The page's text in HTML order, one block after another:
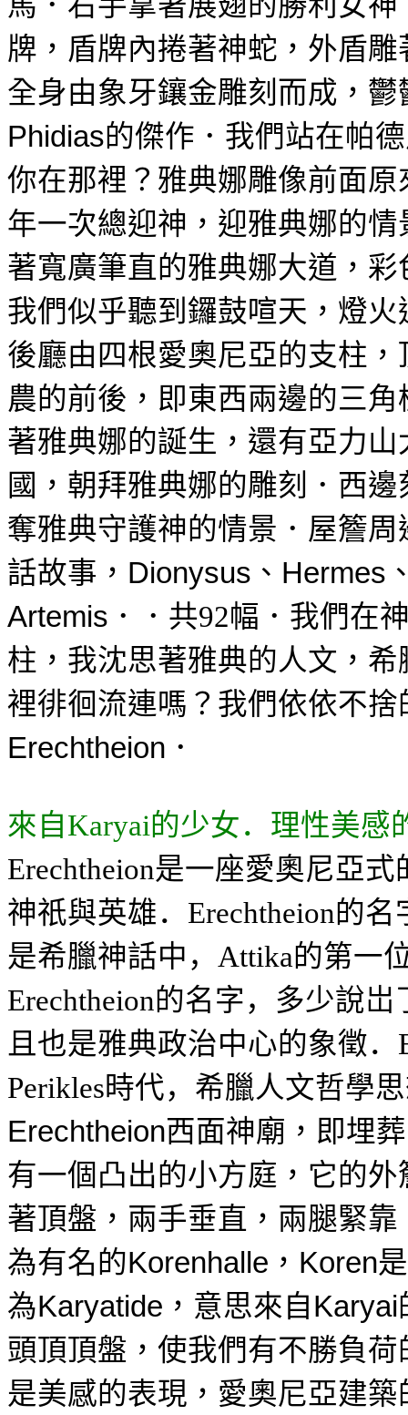
牌，盾牌內捲著神蛇，外盾
全身由象牙鑲金雕刻而成，
Phidias的傑作 ．我們站在帕
你在那裡？雅典娜雕像前面
年一次總迎神，迎雅典娜的
著寬廣筆直的雅典娜大道，
我們似乎聽到鑼鼓喧天，燈
後廳由四根愛奧尼亞的支柱
農的前後，即東西兩邊的三
著雅典娜的誕生， 還有亞力
國，朝拜雅典娜的雕刻．西
奪雅典守護神的情景． 屋簷周
話故事， Dionysus 、 Hermes
Artemis ．． 共92幅．我們在
柱， 我沈思著雅典的人文， 希
裡徘徊流連嗎？ 我們依依不
Erechtheion ．
來自Karyai的少女．理性美感
Erechtheion是一座愛奧尼亞
神祇與英雄．
Erechtheion的名
是希臘神話中，
Attika的第一
Erechtheion的名字，多少說岀
且也是雅典政治中心的象徵．
Perikles時代，希臘人文哲學
Erechtheion西面神廟，即埋葬
有一個凸出的小方庭，它的
著頂盤，兩手垂直，兩腿緊
為有名的Korenhalle ， Koren
為Karyatide ，意思來自Karyai
頭頂頂盤，使我們有不勝負
是美感的表現，愛奧尼亞建